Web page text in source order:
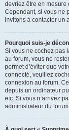
devriez être en
Cependant, si vous ne
invitons à contacter un
Pourquoi suis-je
Si vous ne cochez pas
au forum, vous ne
permet d’éviter que
connecté, veuillez
connexion au forum.
depuis un ordinateur
etc. Si vous n’arrivez
administrateur du